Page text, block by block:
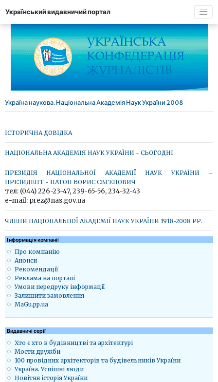
Український видавничий портал
Україна наукова. Національна Академія Наук України 2008
ІСТОРИЧНА ДОВІДКА
НАЦІОНАЛЬНА АКАДЕМІЯ НАУК УКРАЇНИ - СЬОГОДНІ
ПРЕЗИДІЯ НАЦІОНАЛЬНОЇ АКАДЕМІЇ НАУК УКРАЇНИ –
ПРЕЗИДЕНТ - ПАТОН БОРИС ЄВГЕНОВИЧ
тел: (044) 226-23-47, 239-65-56, 234-32-43
e-mail: prez@nas.gov.ua
ЧЛЕНИ НАЦІОНАЛЬНОЇ АКАДЕМІЇ НАУК УКРАЇНИ 1918-2008 РР.
Iнформація компанії
Про компанію
Анонси
Рекомендації
Реклама на порталі
Умови передруку інформації
Залишити замовлення
MaGu.pp.ua
Видавничі серії
Хто є хто в будівництві та архітектурі
Мости дружби
100 провідних архітекторів та будівельників України
Україна. Успішні люди
Новітня історія України